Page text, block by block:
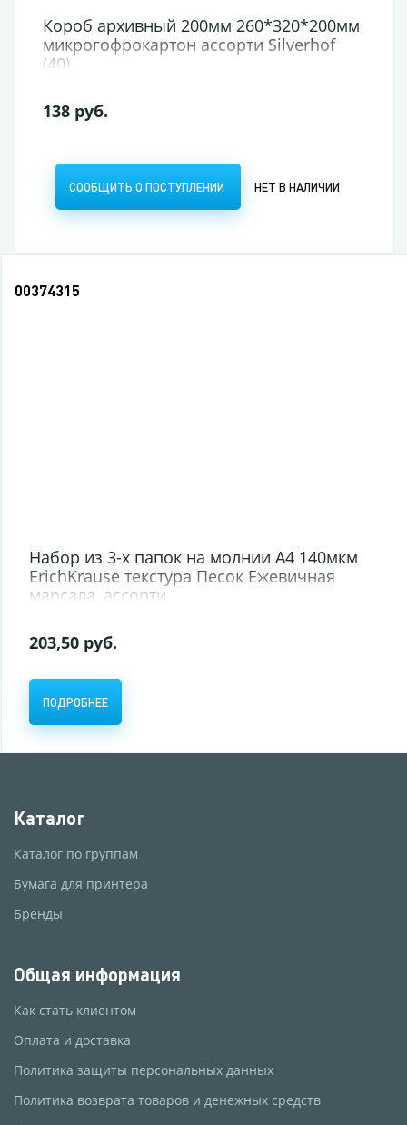
Короб архивный 200мм 260*320*200мм
микрогофрокартон ассорти Silverhof
(40)
138 руб.
СООБЩИТЬ О ПОСТУПЛЕНИИ НЕТ В НАЛИЧИИ
00374315
Набор из 3-х папок на молнии A4 140мкм
ErichKrause текстура Песок Ежевичная
марсала, ассорти
203,50 руб.
ПОДРОБНЕЕ
Каталог
Каталог по группам
Бумага для принтера
Бренды
Общая информация
Как стать клиентом
Оплата и доставка
Политика защиты персональных данных
Политика возврата товаров и денежных средств